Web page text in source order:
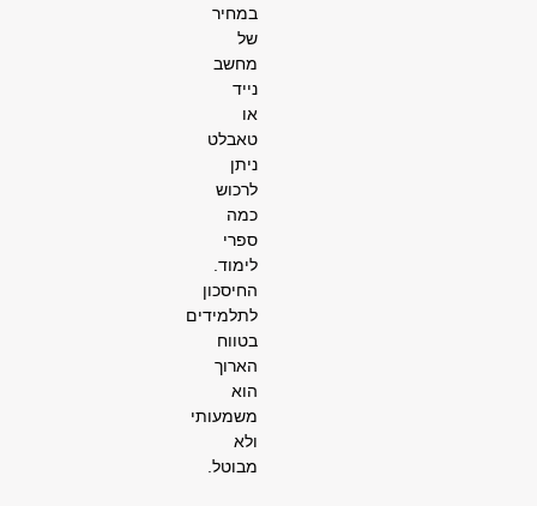
במחיר
של
מחשב
נייד
או
טאבלט
ניתן
לרכוש
כמה
ספרי
לימוד.
החיסכון
לתלמידים
בטווח
הארוך
הוא
משמעותי
ולא
מבוטל.